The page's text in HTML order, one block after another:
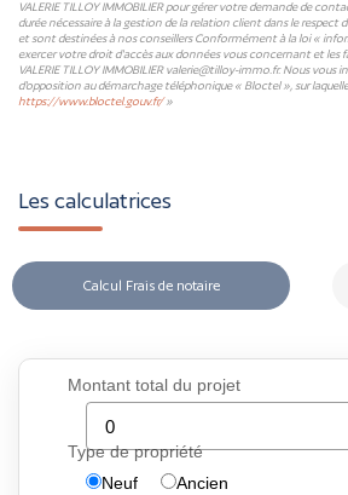
VALERIE TILLOY IMMOBILIER pour gérer votre demande de
durée nécessaire à la gestion de la relation client dans le respect
et sont destinées à nos conseillers Conformément à la loi «
exercer votre droit d'accès aux données vous concernant et
VALERIE TILLOY IMMOBILIER valerie@tilloy-immo.fr. Nous
d'opposition au démarchage téléphonique « Bloctel », sur
https://www.bloctel.gouv.fr/»
Les calculatrices
Calcul Frais de notaire